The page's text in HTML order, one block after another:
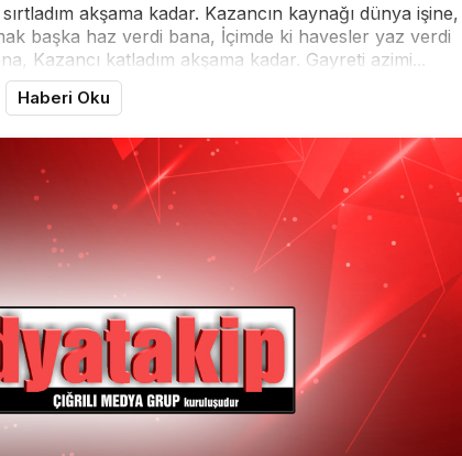
akşama kadar. Kazancın kaynağı dünya işine,
başka haz verdi bana, İçimde ki havesler yaz verdi
Kazancı katladım akşama kadar. Gayreti azimi...
Haberi Oku